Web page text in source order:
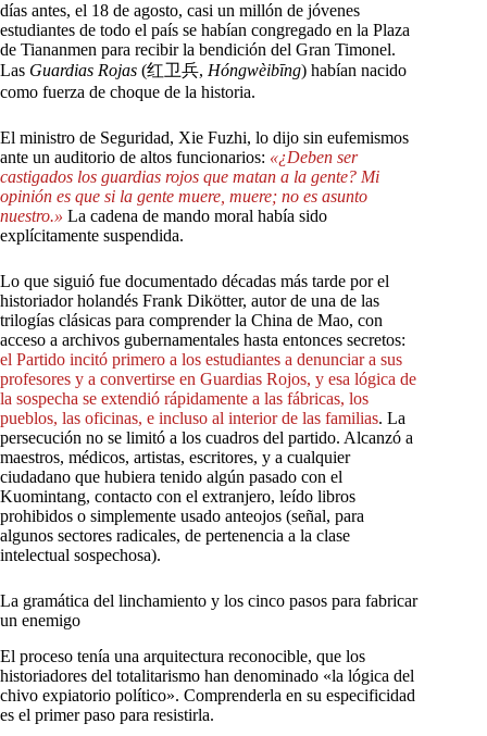
días antes, el 18 de agosto, casi un millón de jóvenes
estudiantes de todo el país se habían congregado en la Plaza
de Tiananmen para recibir la bendición del Gran Timonel.
Las Guardias Rojas (红卫兵, Hóngwèibīng) habían nacido
como fuerza de choque de la historia.
El ministro de Seguridad, Xie Fuzhi, lo dijo sin eufemismos
ante un auditorio de altos funcionarios: «¿Deben ser
castigados los guardias rojos que matan a la gente? Mi
opinión es que si la gente muere, muere; no es asunto
nuestro.» La cadena de mando moral había sido
explícitamente suspendida.
Lo que siguió fue documentado décadas más tarde por el
historiador holandés Frank Dikötter, autor de una de las
trilogías clásicas para comprender la China de Mao, con
acceso a archivos gubernamentales hasta entonces secretos:
el Partido incitó primero a los estudiantes a denunciar a sus
profesores y a convertirse en Guardias Rojos, y esa lógica de
la sospecha se extendió rápidamente a las fábricas, los
pueblos, las oficinas, e incluso al interior de las familias. La
persecución no se limitó a los cuadros del partido. Alcanzó a
maestros, médicos, artistas, escritores, y a cualquier
ciudadano que hubiera tenido algún pasado con el
Kuomintang, contacto con el extranjero, leído libros
prohibidos o simplemente usado anteojos (señal, para
algunos sectores radicales, de pertenencia a la clase
intelectual sospechosa).
La gramática del linchamiento y los cinco pasos para fabricar
un enemigo
El proceso tenía una arquitectura reconocible, que los
historiadores del totalitarismo han denominado «la lógica del
chivo expiatorio político». Comprenderla en su especificidad
es el primer paso para resistirla.